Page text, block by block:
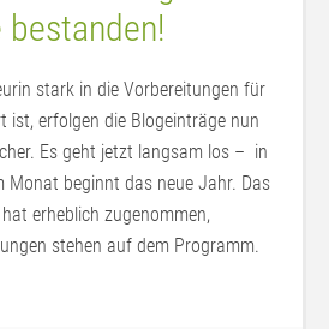
bestanden!
stark in die Vorbereitungen für
ist, erfolgen die Blogeinträge nun
Es geht jetzt langsam los – in
Monat beginnt das neue Jahr. Das
erheblich zugenommen,
stehen auf dem Programm.